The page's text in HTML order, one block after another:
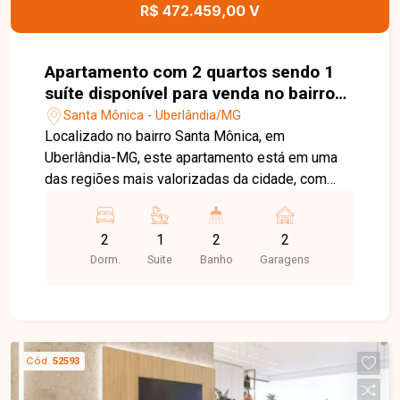
R$ 472.459,00 V
Apartamento com 2 quartos sendo 1
suíte disponível para venda no bairro
Santa Mônica em Uberlândia-MG
Santa Mônica - Uberlândia/MG
Localizado no bairro Santa Mônica, em
Uberlândia-MG, este apartamento está em uma
das regiões mais valorizadas da cidade, com
principais avenidas. Além disso, está próximo a
universidades, supermercados, escolas,
farmácias, restaurantes e diversos serviços,
integrada, 02 quartos, sendo 01 suíte, banheiro
social, cozinha, varanda e pontos para lavanderia.
O projeto conta com divisões inteligentes dos
2
Dorm.
1
Suite
2
Banho
2
Garagens
Cód. 52593